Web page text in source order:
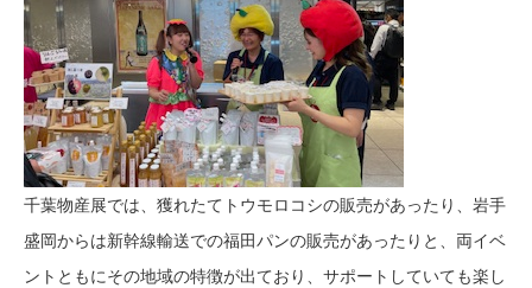
千葉物産展では、獲れたてトウモロコシの販売があったり、岩手
盛岡からは新幹線輸送での福田パンの販売があったりと、両イベ
ントともにその地域の特徴が出ており、サポートしていても楽し